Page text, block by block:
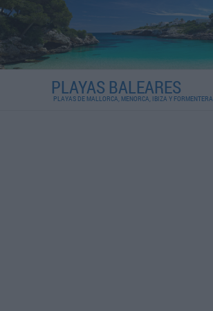
PLAYAS BALEARES
PLAYAS DE MALLORCA, MENORCA, IBIZA Y FORMENTERA